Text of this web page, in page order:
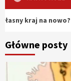
na nowo?
Główne posty